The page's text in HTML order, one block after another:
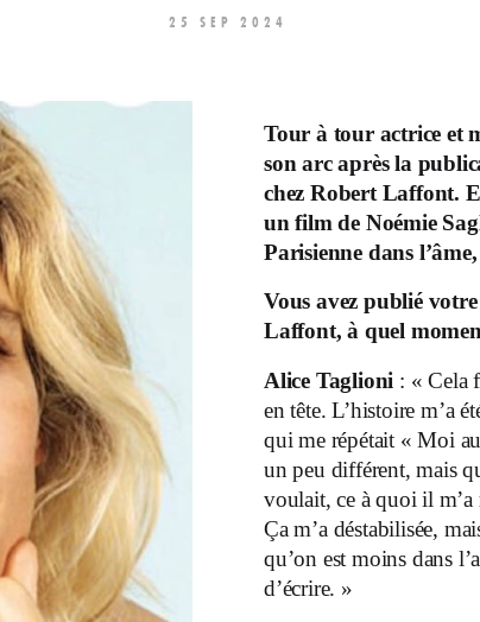
25 SEP 2024
Tour à tour actrice et
son arc après la
chez Robert Laffont.
un film de Noémie
Parisienne dans
Vous avez publié
Laffont, à quel
Alice Taglioni : « Cela
en tête. L’histoire m’a
qui me répétait « Moi
un peu différent, mais
voulait, ce à quoi il
Ça m’a déstabilisée,
qu’on est moins dans
d’écrire. »